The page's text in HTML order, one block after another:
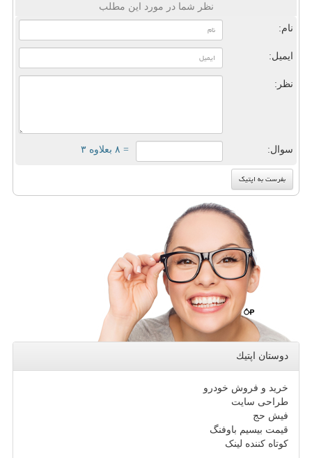
نظر شما در مورد این مطلب
نام:
ایمیل:
نظر:
سوال: = ۸ بعلاوه ۳
دوستان اپتیك
خرید و فروش خودرو
طراحی سایت
فیش حج
قیمت بیسیم باوفنگ
کوتاه کننده لینک